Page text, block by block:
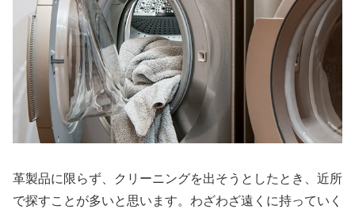
革製品に限らず、クリーニングを出そうとしたとき、近所
で探すことが多いと思います。わざわざ遠くに持っていく